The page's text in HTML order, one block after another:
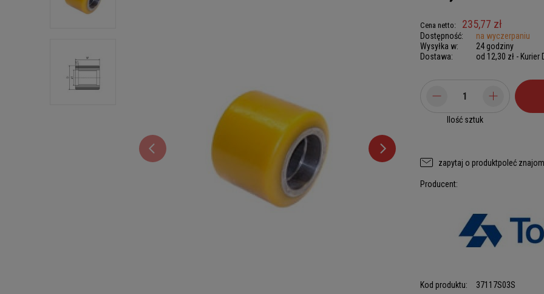
Cena netto: 235,77 zł
Dostępność:
na wyczerpaniu
Wysyłka w:
24 godziny
Dostawa:
od 12,30 zł - Kurier
Ilość sztuk
zapytaj o produktpoleć
Producent:
Kod produktu: 37117S03S